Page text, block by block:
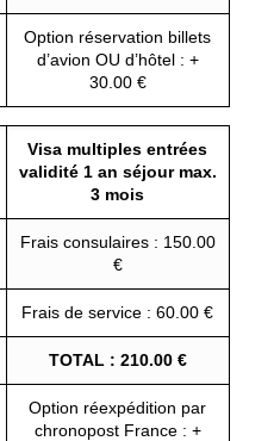
Option réservation billets
d’avion OU d’hôtel : +
30.00 €
Visa multiples entrées
validité 1 an séjour max.
3 mois
Frais consulaires : 150.00
€
Frais de service : 60.00 €
TOTAL : 210.00 €
Option réexpédition par
chronopost France : +